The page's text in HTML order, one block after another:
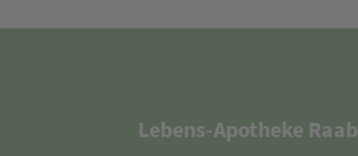
Lebens-Apotheke Raab